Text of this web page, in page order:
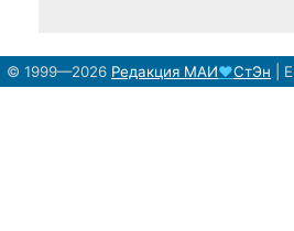
© 1999—2026 Редакция МАИ♥СтЭн